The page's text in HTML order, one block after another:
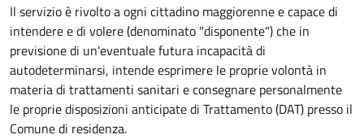
Il servizio è rivolto a ogni cittadino maggiorenne e capace di
intendere e di volere (denominato "disponente") che in
previsione di un'eventuale futura incapacità di
autodeterminarsi, intende esprimere le proprie volontà in
materia di trattamenti sanitari e consegnare personalmente
le proprie disposizioni anticipate di Trattamento (DAT) presso il
Comune di residenza.